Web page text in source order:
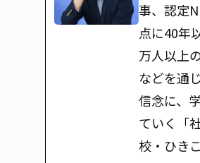
事、認定
点に40年
万人以上
などを通
信念に、
ていく「
校・ひき